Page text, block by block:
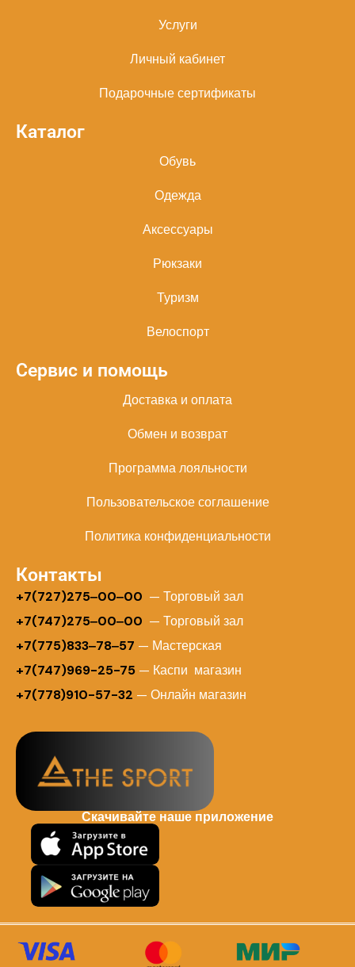
Услуги
Личный кабинет
Подарочные сертификаты
Каталог
Обувь
Одежда
Аксессуары
Рюкзаки
Туризм
Велоспорт
Сервис и помощь
Доставка и оплата
Обмен и возврат
Программа лояльности
Пользовательское соглашение
Политика конфиденциальности
Контакты
+7(727)275‒00‒00 — Торговый зал
+7(747)275‒00‒00 — Торговый зал
+7(775)833‒78‒57 — Мастерская
+7(747)969-25-75 — Каспи магазин
+7(778)910-57-32 — Онлайн магазин
Скачивайте наше приложение